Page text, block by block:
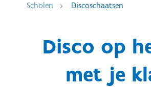
Scholen
Discoschaatsen
Disco op
met je